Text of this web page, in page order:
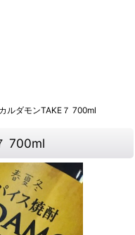
ルダモンTAKE７ 700ml
700ml